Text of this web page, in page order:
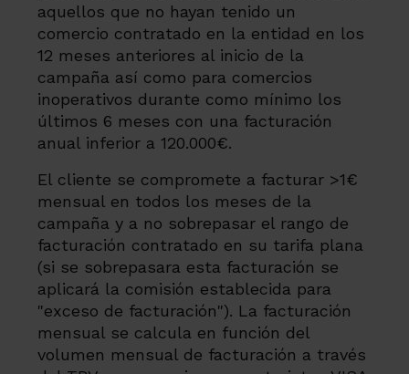
aquellos que no hayan tenido un
comercio contratado en la entidad en los
12 meses anteriores al inicio de la
campaña así como para comercios
inoperativos durante como mínimo los
últimos 6 meses con una facturación
anual inferior a 120.000€.
El cliente se compromete a facturar >1€
mensual en todos los meses de la
campaña y a no sobrepasar el rango de
facturación contratado en su tarifa plana
(si se sobrepasara esta facturación se
aplicará la comisión establecida para
"exceso de facturación"). La facturación
mensual se calcula en función del
volumen mensual de facturación a través